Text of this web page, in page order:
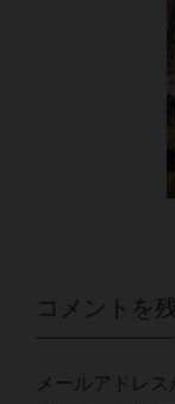
コメントを
メールアドレ